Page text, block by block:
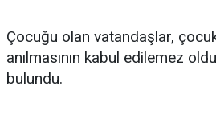
Çocuğu olan vatandaşlar,
anılmasının kabul edilemez
bulundu.